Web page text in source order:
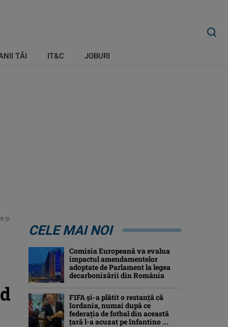
TĂI IT&C JOBURI
și
CELE MAI NOI
Comisia Europeană va evalua
impactul amendamentelor
adoptate de Parlament la legea
decarbonizării din România
FIFA și-a plătit o restanță că
Iordania, numai după ce
federația de fotbal din această
țară l-a acuzat pe Infantino ...